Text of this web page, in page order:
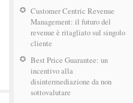
Customer Centric Revenue
Management: il futuro del
revenue è ritagliato sul singolo
cliente
Best Price Guarantee: un
incentivo alla
disintermediazione da non
sottovalutare